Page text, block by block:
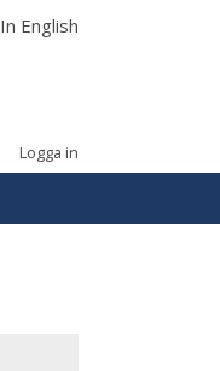
In English
Logga in